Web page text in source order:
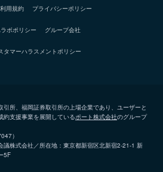
利用規約 プライバシーポリシー
ボポリシー グループ会社
タマーハラスメントポリシー
引所、福岡証券取引所の上場企業であり、ユーザーと
約支援事業を展開しているポート株式会社のグループ
）
議株式会社／所在地：東京都新宿区北新宿2-21-1 新
5F